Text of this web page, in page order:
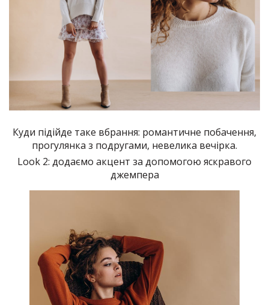
Куди підійде таке вбрання: романтичне побачення,
прогулянка з подругами, невелика вечірка.
Look 2: додаємо акцент за допомогою яскравого
джемпера